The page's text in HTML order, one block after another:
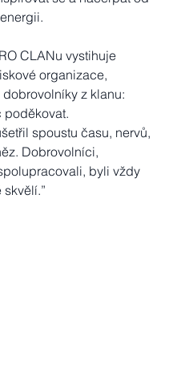
CLANu vystihuje
organizace,
z klanu:
poděkovat.
spoustu času, nervů,
Dobrovolníci,
byli vždy